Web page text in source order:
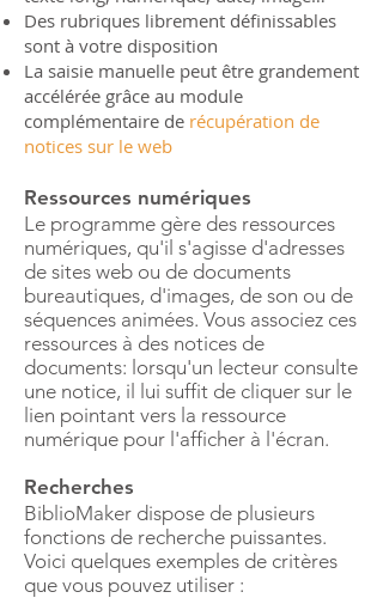
Des rubriques librement définissables
sont à votre disposition
La saisie manuelle peut être grandement
accélérée grâce au module
complémentaire de récupération de
notices sur le web
Ressources numériques
Le programme gère des ressources
numériques, qu'il s'agisse d'adresses
de sites web ou de documents
bureautiques, d'images, de son ou de
séquences animées. Vous associez ces
ressources à des notices de
documents: lorsqu'un lecteur consulte
une notice, il lui suffit de cliquer sur le
lien pointant vers la ressource
numérique pour l'afficher à l'écran.
Recherches
BiblioMaker dispose de plusieurs
fonctions de recherche puissantes.
Voici quelques exemples de critères
que vous pouvez utiliser :